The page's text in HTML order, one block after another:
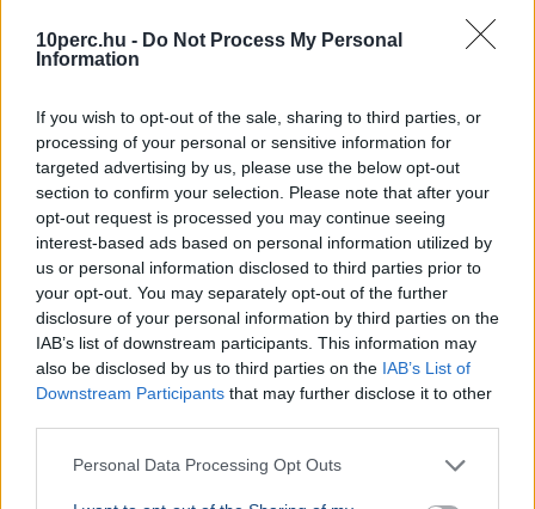
10perc.hu - Do Not Process My Personal
Information
If you wish to opt-out of the sale, sharing to third parties, or
processing of your personal or sensitive information for
targeted advertising by us, please use the below opt-out
section to confirm your selection. Please note that after your
opt-out request is processed you may continue seeing
interest-based ads based on personal information utilized by
us or personal information disclosed to third parties prior to
your opt-out. You may separately opt-out of the further
disclosure of your personal information by third parties on the
IAB’s list of downstream participants. This information may
also be disclosed by us to third parties on the IAB’s List of
Downstream Participants that may further disclose it to other
Personal Data Processing Opt Outs
energiakorlátozásokat
Magyar Péter bejelentette: péntektől megszűnik az
önkéntes fogyasztáscsökkentés, a Duna vízszintjének
emelkedése miatt enyhül a helyzet.
Bővebben...
BELFÖLD 2026. augusztus 7.
Megkezdődik a szennyezés elhatárolása az
Óbudai Gázgyárnál